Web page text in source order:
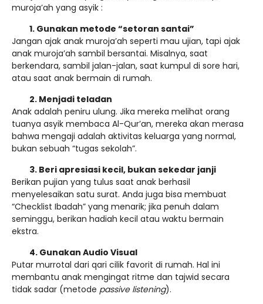
muroja’ah yang asyik :
1. Gunakan metode “setoran santai”
Jangan ajak anak muroja’ah seperti mau ujian, tapi ajak
anak muroja’ah sambil bersantai. Misalnya, saat
berkendara, sambil jalan-jalan, saat kumpul di sore hari,
atau saat anak bermain di rumah.
2. Menjadi teladan
Anak adalah peniru ulung. Jika mereka melihat orang
tuanya asyik membaca Al-Qur’an, mereka akan merasa
bahwa mengaji adalah aktivitas keluarga yang normal,
bukan sebuah “tugas sekolah”.
3. Beri apresiasi kecil, bukan sekedar janji
Berikan pujian yang tulus saat anak berhasil
menyelesaikan satu surat. Anda juga bisa membuat
“Checklist Ibadah” yang menarik; jika penuh dalam
seminggu, berikan hadiah kecil atau waktu bermain
ekstra.
4. Gunakan Audio Visual
Putar murrotal dari qari cilik favorit di rumah. Hal ini
membantu anak mengingat ritme dan tajwid secara
tidak sadar (metode passive listening).